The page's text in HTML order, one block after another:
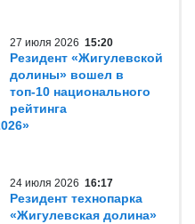
27 июля 2026 15:20
Резидент «Жигулевской
долины» вошел в
топ-10 национального
рейтинга
24 июля 2026 16:17
Резидент технопарка
«Жигулевская долина»